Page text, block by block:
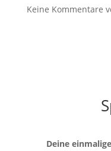
Keine Kommentare
Deine